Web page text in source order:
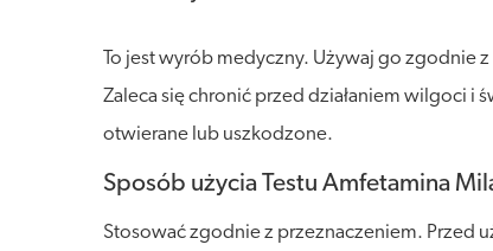
To jest wyrób medyczny. Używaj go
Zaleca się chronić przed działaniem wilgoci i
otwierane lub uszkodzone.
Sposób użycia Testu Amfetamina
Stosować zgodnie z przeznaczeniem. Przed